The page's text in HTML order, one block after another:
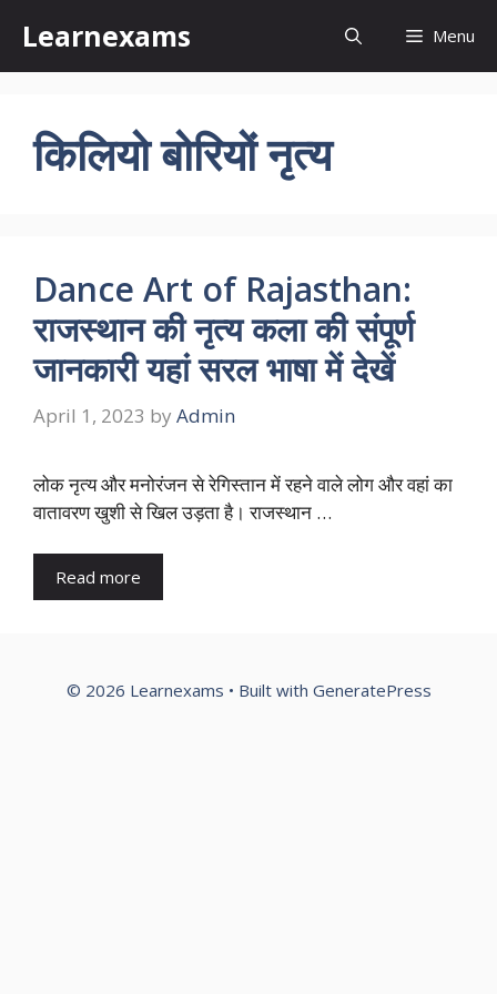
content
Learnexams Menu
किलियो बोरियों नृत्य
Dance Art of Rajasthan:
राजस्थान की नृत्य कला की संपूर्ण
जानकारी यहां सरल भाषा में देखें
April 1, 2023 by Admin
लोक नृत्य और मनोरंजन से रेगिस्तान में रहने वाले लोग और वहां का
वातावरण खुशी से खिल उड़ता है। राजस्थान …
Read more
© 2026 Learnexams • Built with GeneratePress